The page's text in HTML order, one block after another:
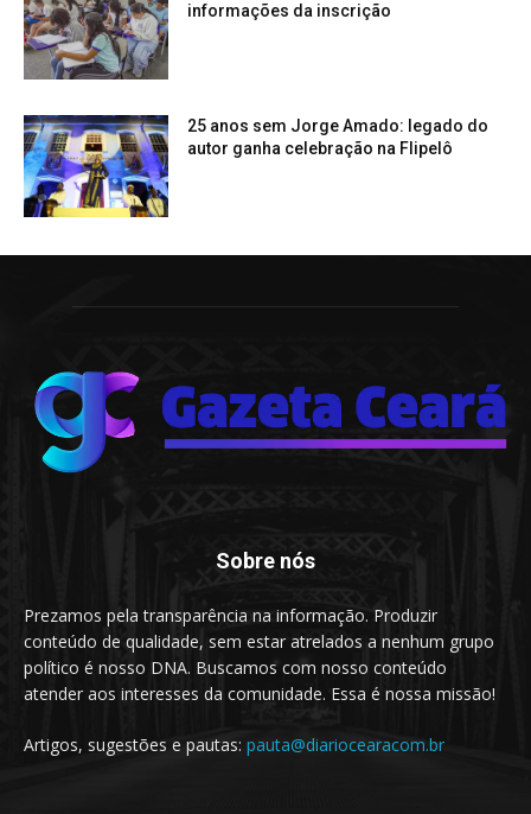
informações da inscrição
25 anos sem Jorge Amado: legado do
autor ganha celebração na Flipelô
Sobre nós
Prezamos pela transparência na informação. Produzir
conteúdo de qualidade, sem estar atrelados a nenhum grupo
político é nosso DNA. Buscamos com nosso conteúdo
atender aos interesses da comunidade. Essa é nossa missão!
Artigos, sugestões e pautas: pauta@diariocearacom.br